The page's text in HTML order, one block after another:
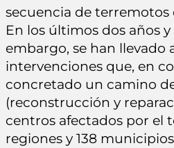
secuencia de terremotos
En los últimos dos años
embargo, se han llevado
intervenciones que, en
concretado un camino
(reconstrucción y
centros afectados por el
regiones y 138